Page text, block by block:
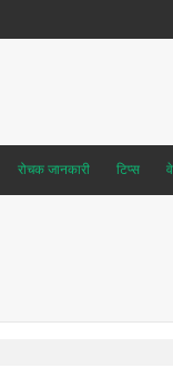
रोचक जानकारी टिप्स